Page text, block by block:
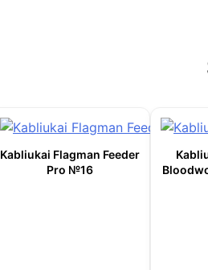
Kabliukai Flagman Feeder
Pro №16